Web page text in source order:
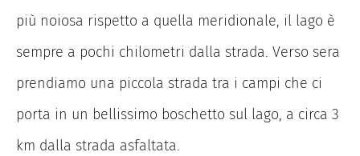
più noiosa rispetto a quella meridionale, il lago è
sempre a pochi chilometri dalla strada. Verso sera
prendiamo una piccola strada tra i campi che ci
porta in un bellissimo boschetto sul lago, a circa 3
km dalla strada asfaltata.